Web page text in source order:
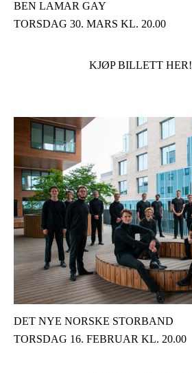
BEN LAMAR GAY
TORSDAG 30. MARS KL. 20.00
KJØP BILLETT HER!
DET NYE NORSKE STORBAND
TORSDAG 16. FEBRUAR KL. 20.00